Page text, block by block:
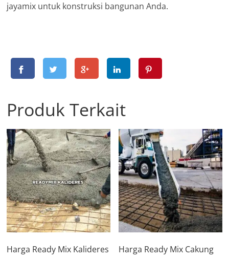
jayamix untuk konstruksi bangunan Anda.
Produk Terkait
Harga Ready Mix Kalideres Harga Ready Mix Cakung